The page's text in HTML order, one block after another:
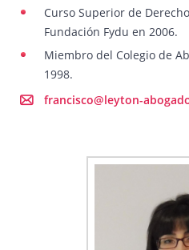
Curso Superior de
Fundación Fydu en 2006.
Miembro del Colegio de
1998.
francisco@leyton-